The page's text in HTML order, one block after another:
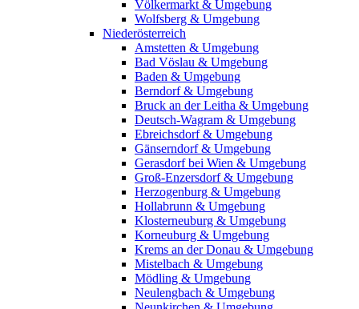
Völkermarkt & Umgebung
Wolfsberg & Umgebung
Niederösterreich
Amstetten & Umgebung
Bad Vöslau & Umgebung
Baden & Umgebung
Berndorf & Umgebung
Bruck an der Leitha & Umgebung
Deutsch-Wagram & Umgebung
Ebreichsdorf & Umgebung
Gänserndorf & Umgebung
Gerasdorf bei Wien & Umgebung
Groß-Enzersdorf & Umgebung
Herzogenburg & Umgebung
Hollabrunn & Umgebung
Klosterneuburg & Umgebung
Korneuburg & Umgebung
Krems an der Donau & Umgebung
Mistelbach & Umgebung
Mödling & Umgebung
Neulengbach & Umgebung